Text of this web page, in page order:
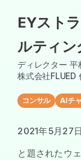
EYスト
ルティン
ディレクター 平
株式会社FLUED
コンサル AIチ
2021年5月27
と題されたウ